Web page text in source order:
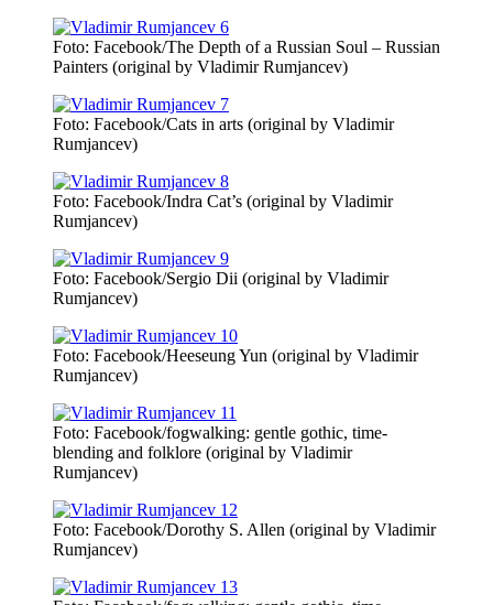
Foto: Facebook/The Depth of a Russian Soul – Russian
Painters (original by Vladimir Rumjancev)
Foto: Facebook/Cats in arts (original by Vladimir
Rumjancev)
Foto: Facebook/Indra Cat’s (original by Vladimir
Rumjancev)
Foto: Facebook/Sergio Dii (original by Vladimir
Rumjancev)
Foto: Facebook/Heeseung Yun (original by Vladimir
Rumjancev)
Foto: Facebook/fogwalking: gentle gothic, time-
blending and folklore (original by Vladimir
Rumjancev)
Foto: Facebook/Dorothy S. Allen (original by Vladimir
Rumjancev)